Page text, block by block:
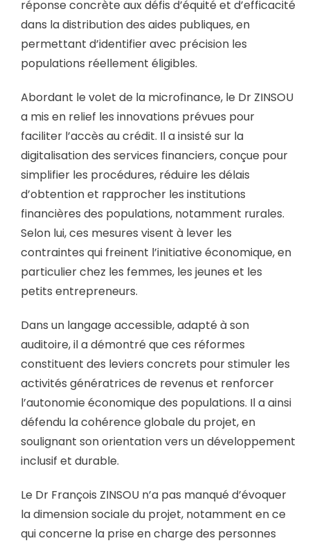
réponse concrète aux défis d’équité et d’efficacité
dans la distribution des aides publiques, en
permettant d’identifier avec précision les
populations réellement éligibles.
Abordant le volet de la microfinance, le Dr ZINSOU
a mis en relief les innovations prévues pour
faciliter l’accès au crédit. Il a insisté sur la
digitalisation des services financiers, conçue pour
simplifier les procédures, réduire les délais
d’obtention et rapprocher les institutions
financières des populations, notamment rurales.
Selon lui, ces mesures visent à lever les
contraintes qui freinent l’initiative économique, en
particulier chez les femmes, les jeunes et les
petits entrepreneurs.
Dans un langage accessible, adapté à son
auditoire, il a démontré que ces réformes
constituent des leviers concrets pour stimuler les
activités génératrices de revenus et renforcer
l’autonomie économique des populations. Il a ainsi
défendu la cohérence globale du projet, en
soulignant son orientation vers un développement
inclusif et durable.
Le Dr François ZINSOU n’a pas manqué d’évoquer
la dimension sociale du projet, notamment en ce
qui concerne la prise en charge des personnes